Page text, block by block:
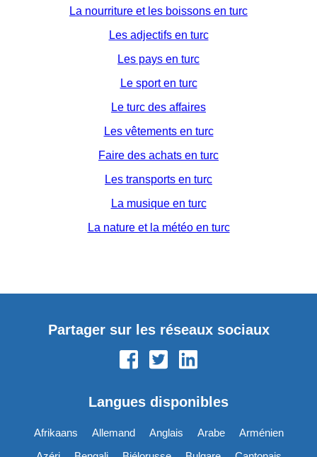
La nourriture et les boissons en turc
Les adjectifs en turc
Les pays en turc
Le sport en turc
Le turc des affaires
Les vêtements en turc
Faire des achats en turc
Les transports en turc
La musique en turc
La nature et la météo en turc
Partager sur les réseaux sociaux
Langues disponibles
Afrikaans Allemand Anglais Arabe
Arménien